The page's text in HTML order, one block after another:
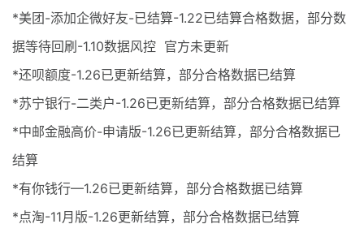
*美团-添加企微好友-已结算-1.22已结算合格数据，部分数
据等待回刷-1.10数据风控 官方未更新
*还呗额度-1.26已更新结算，部分合格数据已结算
*苏宁银行-二类户-1.26已更新结算，部分合格数据已结算
*中邮金融高价-申请版-1.26已更新结算，部分合格数据已
结算
*有你钱行—1.26已更新结算，部分合格数据已结算
*点淘-11月版-1.26更新结算，部分合格数据已结算